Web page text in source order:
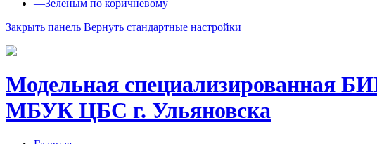
—Зеленым по коричневому
Закрыть панель Вернуть стандартные настройки
Модельная
МБУК ЦБС г. Ульяновска